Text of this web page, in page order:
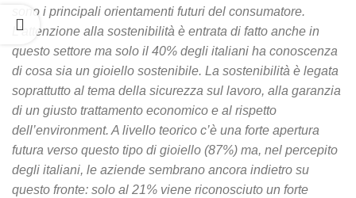
sono i principali orientamenti futuri del consumatore.
L’attenzione alla sostenibilità è entrata di fatto anche in
questo settore ma solo il 40% degli italiani ha conoscenza
di cosa sia un gioiello sostenibile. La sostenibilità è legata
soprattutto al tema della sicurezza sul lavoro, alla garanzia
di un giusto trattamento economico e al rispetto
dell’environment. A livello teorico c’è una forte apertura
futura verso questo tipo di gioiello (87%) ma, nel percepito
degli italiani, le aziende sembrano ancora indietro su
questo fronte: solo al 21% viene riconosciuto un forte